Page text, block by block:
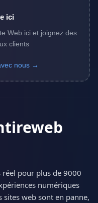
ici
Web ici et joignez des
clients
nous →
réel pour plus de 9000
numériques
sites web sont en panne,